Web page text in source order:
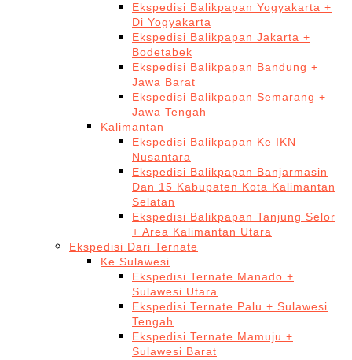
Ekspedisi Balikpapan Yogyakarta +
Di Yogyakarta
Ekspedisi Balikpapan Jakarta +
Bodetabek
Ekspedisi Balikpapan Bandung +
Jawa Barat
Ekspedisi Balikpapan Semarang +
Jawa Tengah
Kalimantan
Ekspedisi Balikpapan Ke IKN
Nusantara
Ekspedisi Balikpapan Banjarmasin
Dan 15 Kabupaten Kota Kalimantan
Selatan
Ekspedisi Balikpapan Tanjung Selor
+ Area Kalimantan Utara
Ekspedisi Dari Ternate
Ke Sulawesi
Ekspedisi Ternate Manado +
Sulawesi Utara
Ekspedisi Ternate Palu + Sulawesi
Tengah
Ekspedisi Ternate Mamuju +
Sulawesi Barat